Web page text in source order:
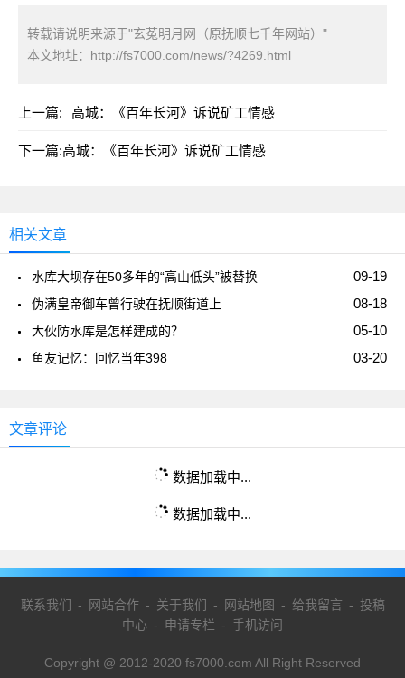
转载请说明来源于"玄菟明月网（原抚顺七千年网站）"
本文地址： http://fs7000.com/news/?4269.html
上一篇: 高城：《百年长河》诉说矿工情感
下一篇:高城：《百年长河》诉说矿工情感
相关文章
09-19
水库大坝存在50多年的“高山低头”被替换
08-18
伪满皇帝御车曾行驶在抚顺街道上
05-10
大伙防水库是怎样建成的？
03-20
鱼友记忆：回忆当年398
文章评论
数据加载中...
数据加载中...
联系我们 - 网站合作- 关于我们 - 网站地图 - 给我留言 - 投稿
中心 - 申请专栏 - 手机访问
Copyright @ 2012-2020 fs7000.com All Right Reserved